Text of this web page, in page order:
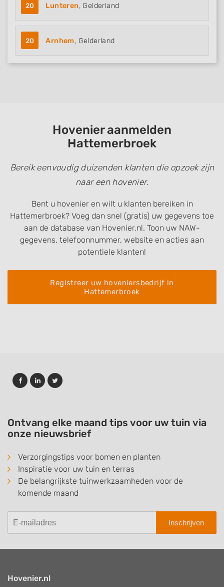
20 Lunteren, Gelderland
20 Arnhem, Gelderland
Hovenier aanmelden
Hattemerbroek
Bereik eenvoudig duizenden klanten die opzoek zijn
naar een hovenier.
Bent u hovenier en wilt u klanten bereiken in
Hattemerbroek? Voeg dan snel (gratis) uw gegevens toe
aan de database van Hovenier.nl. Toon uw NAW-
gegevens, telefoonnummer, website en acties aan
potentiele klanten!
Registreer uw hoveniersbedrijf in
Hattemerbroek
Ontvang elke maand tips voor uw tuin via
onze nieuwsbrief
Verzorgingstips voor bomen en planten
Inspiratie voor uw tuin en terras
De belangrijkste tuinwerkzaamheden voor de
komende maand
Inschrijven
Hovenier.nl